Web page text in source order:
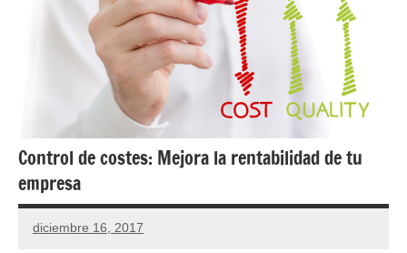
Control de costes: Mejora la rentabilidad de tu
empresa
diciembre 16, 2017